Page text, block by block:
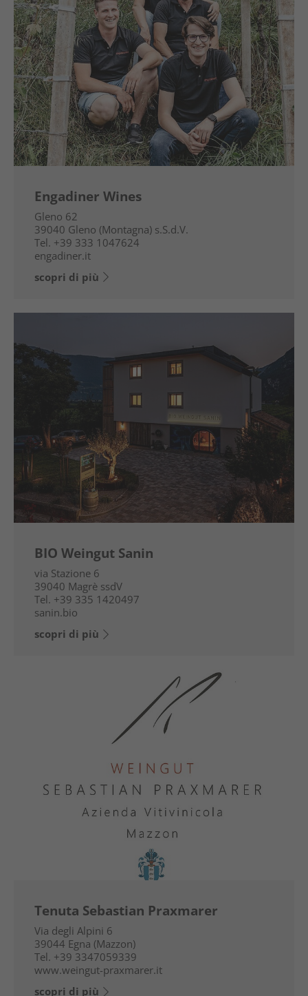
Engadiner Wines
Gleno 62
39040 Gleno (Montagna) s.S.d.V.
Tel. +39 333 1047624
engadiner.it
scopri di più
BIO Weingut Sanin
via Stazione 6
39040 Magrè ssdV
Tel. +39 335 1420497
sanin.bio
scopri di più
Tenuta Sebastian Praxmarer
Via degli Alpini 6
39044 Egna (Mazzon)
Tel. +39 3347059339
www.weingut-praxmarer.it
scopri di più